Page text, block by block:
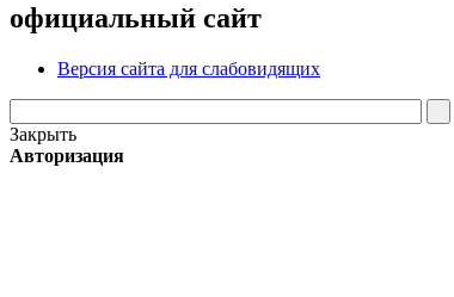
официальный сайт
Версия сайта для слабовидящих
Закрыть
Авторизация